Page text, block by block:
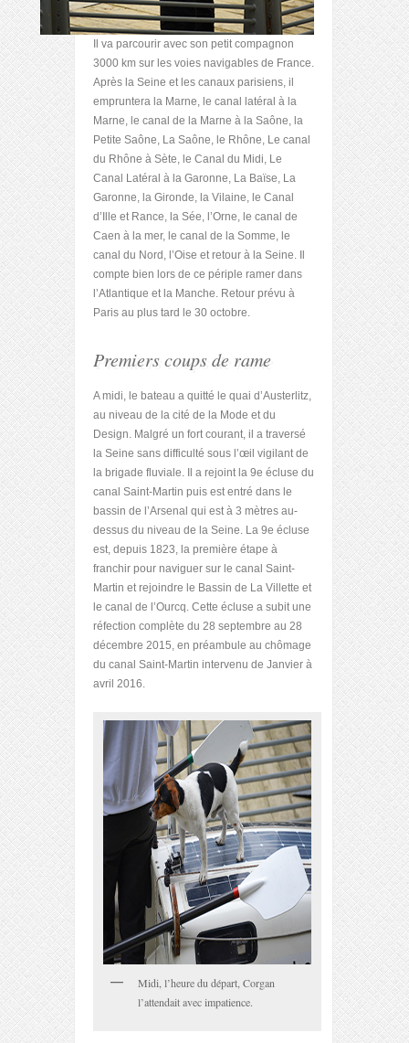
Il va parcourir avec son petit compagnon
3000 km sur les voies navigables de France.
Après la Seine et les canaux parisiens, il
empruntera la Marne, le canal latéral à la
Marne, le canal de la Marne à la Saône, la
Petite Saône, La Saône, le Rhône, Le canal
du Rhône à Sète, le Canal du Midi, Le
Canal Latéral à la Garonne, La Baïse, La
Garonne, la Gironde, la Vilaine, le Canal
d’Ille et Rance, la Sée, l’Orne, le canal de
Caen à la mer, le canal de la Somme, le
canal du Nord, l’Oise et retour à la Seine. Il
compte bien lors de ce périple ramer dans
l’Atlantique et la Manche. Retour prévu à
Paris au plus tard le 30 octobre.
Premiers coups de rame
A midi, le bateau a quitté le quai d’Austerlitz,
au niveau de la cité de la Mode et du
Design. Malgré un fort courant, il a traversé
la Seine sans difficulté sous l’œil vigilant de
la brigade fluviale. Il a rejoint la 9e écluse du
canal Saint-Martin puis est entré dans le
bassin de l’Arsenal qui est à 3 mètres au-
dessus du niveau de la Seine. La 9e écluse
est, depuis 1823, la première étape à
franchir pour naviguer sur le canal Saint-
Martin et rejoindre le Bassin de La Villette et
le canal de l’Ourcq. Cette écluse a subit une
réfection complète du 28 septembre au 28
décembre 2015, en préambule au chômage
du canal Saint-Martin intervenu de Janvier à
avril 2016.
Midi, l’heure du départ, Corgan
l’attendait avec impatience.